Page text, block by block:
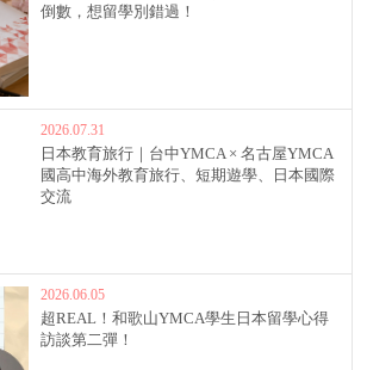
倒數，想留學別錯過！
2026.07.31
日本教育旅行｜台中YMCA × 名古屋YMCA
國高中海外教育旅行、短期遊學、日本國際
交流
2026.06.05
超REAL！和歌山YMCA學生日本留學心得
訪談第二彈！